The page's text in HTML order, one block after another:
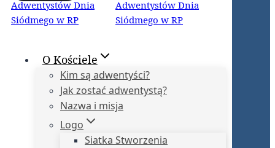
O Kościele
Kim są adwentyści?
Jak zostać adwentystą?
Nazwa i misja
Logo
Siatka Stworzenia